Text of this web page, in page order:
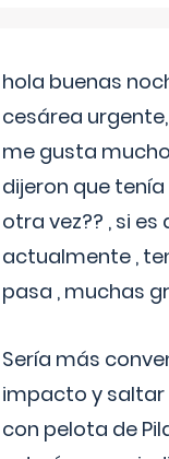
hola buenas
cesárea
me gusta
dijeron que
otra vez?? , si
actualmente ,
pasa , muchas
Sería más
impacto y saltar
con pelota de